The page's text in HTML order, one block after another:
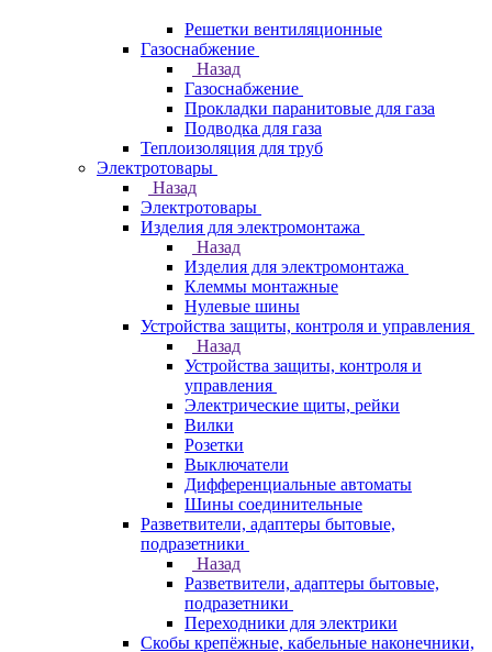
Решетки вентиляционные
Газоснабжение
Назад
Газоснабжение
Прокладки паранитовые для газа
Подводка для газа
Теплоизоляция для труб
Электротовары
Назад
Электротовары
Изделия для электромонтажа
Назад
Изделия для электромонтажа
Клеммы монтажные
Нулевые шины
Устройства защиты, контроля и управления
Назад
Устройства защиты, контроля и
управления
Электрические щиты, рейки
Вилки
Розетки
Выключатели
Дифференциальные автоматы
Шины соединительные
Разветвители, адаптеры бытовые,
подразетники
Назад
Разветвители, адаптеры бытовые,
подразетники
Переходники для электрики
Скобы крепёжные, кабельные наконечники,